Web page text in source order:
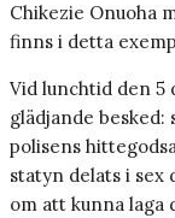
Chikezie Onuoha
finns i detta
Vid lunchtid den
glädjande
polisens
statyn delats i sex
om att kunna laga